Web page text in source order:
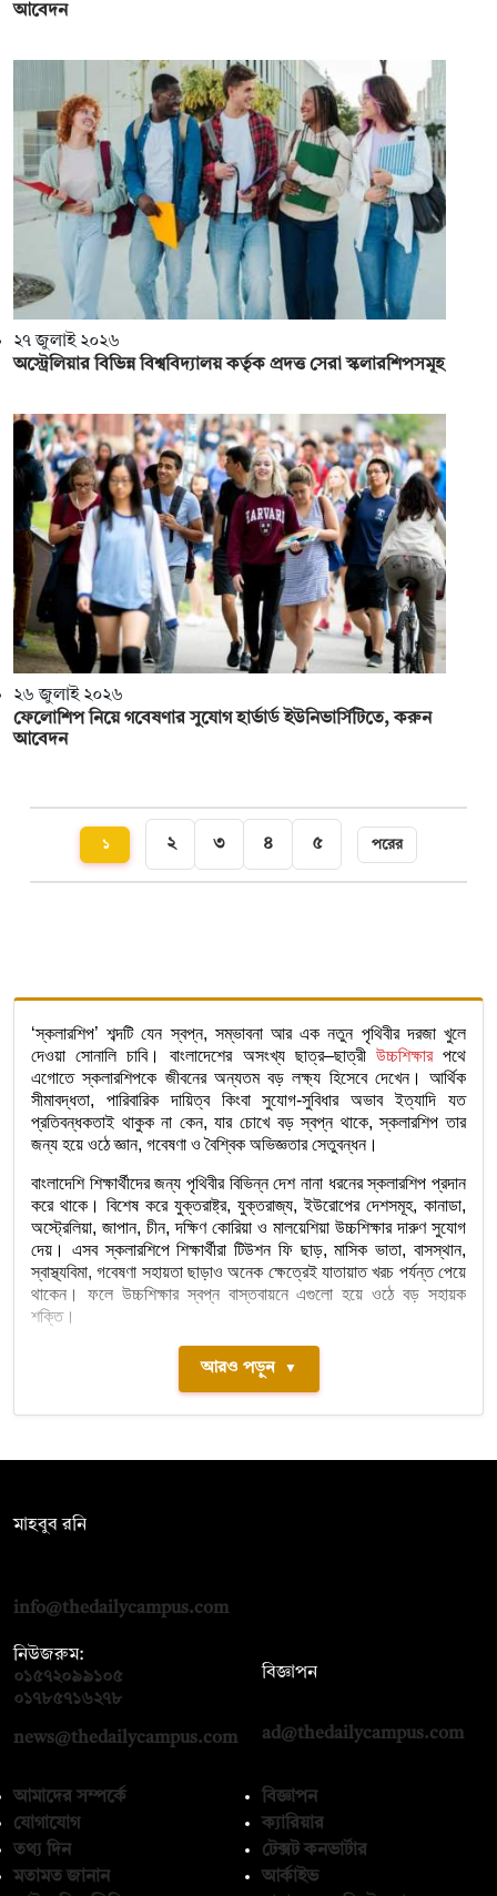
আবেদন
২৭ জুলাই ২০২৬
অস্ট্রেলিয়ার বিভিন্ন বিশ্ববিদ্যালয় কর্তৃক প্রদত্ত সেরা স্কলারশিপসমূহ
২৬ জুলাই ২০২৬
ফেলোশিপ নিয়ে গবেষণার সুযোগ হার্ভার্ড ইউনিভার্সিটিতে, করুন
আবেদন
১ ২ ৩ ৪ ৫ পরের
‘স্কলারশিপ’ শব্দটি যেন স্বপ্ন, সম্ভাবনা আর এক নতুন পৃথিবীর দরজা খুলে
দেওয়া সোনালি চাবি। বাংলাদেশের অসংখ্য ছাত্র–ছাত্রী উচ্চশিক্ষারপথে
এগোতে স্কলারশিপকে জীবনের অন্যতম বড় লক্ষ্য হিসেবে দেখেন। আর্থিক
সীমাবদ্ধতা, পারিবারিক দায়িত্ব কিংবা সুযোগ-সুবিধার অভাব ইত্যাদি যত
প্রতিবন্ধকতাই থাকুক না কেন, যার চোখে বড় স্বপ্ন থাকে, স্কলারশিপ তার
জন্য হয়ে ওঠে জ্ঞান, গবেষণা ও বৈশ্বিক অভিজ্ঞতার সেতুবন্ধন।
বাংলাদেশি শিক্ষার্থীদের জন্য পৃথিবীর বিভিন্ন দেশ নানা ধরনের স্কলারশিপ প্রদান
করে থাকে। বিশেষ করে যুক্তরাষ্ট্র, যুক্তরাজ্য, ইউরোপের দেশসমূহ, কানাডা,
অস্ট্রেলিয়া, জাপান, চীন, দক্ষিণ কোরিয়া ও মালয়েশিয়া উচ্চশিক্ষার দারুণ সুযোগ
দেয়। এসব স্কলারশিপে শিক্ষার্থীরা টিউশন ফি ছাড়, মাসিক ভাতা, বাসস্থান,
স্বাস্থ্যবিমা, গবেষণা সহায়তা ছাড়াও অনেক ক্ষেত্রেই যাতায়াত খরচ পর্যন্ত পেয়ে
থাকেন। ফলে উচ্চশিক্ষার স্বপ্ন বাস্তবায়নে এগুলো হয়ে ওঠে বড় সহায়ক
শক্তি।
আরও পড়ুন ▼
মাহবুব রনি
info@thedailycampus.com
নিউজরুম:
০১৫৭২০৯৯১০৫
০১৭৮৫৭১৬২৭৮
news@thedailycampus.com
বিজ্ঞাপন
ad@thedailycampus.com
আমাদের সম্পর্কে
যোগাযোগ
তথ্য দিন
মতামত জানান
বিজ্ঞাপন
ক্যারিয়ার
টেক্সট কনভার্টার
আর্কাইভ